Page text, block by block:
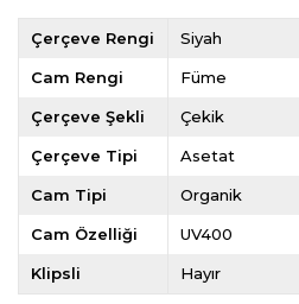
Çerçeve Rengi Siyah
Cam Rengi Füme
Çerçeve Şekli Çekik
Çerçeve Tipi Asetat
Cam Tipi Organik
Cam Özelliği UV400
Klipsli Hayır